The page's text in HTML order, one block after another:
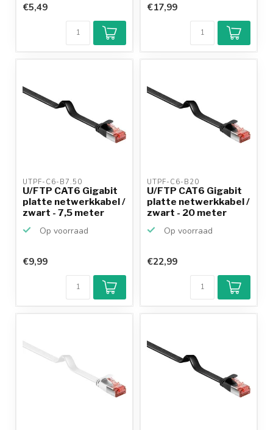
€5,49 €17,99
UTPF-C6-B7.50
U/FTP CAT6 Gigabit
platte netwerkkabel /
zwart - 7,5 meter
Op voorraad
€9,99
UTPF-C6-B20
U/FTP CAT6 Gigabit
platte netwerkkabel /
zwart - 20 meter
Op voorraad
€22,99